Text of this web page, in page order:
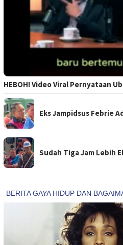
HEBOH! Video Viral Pernyataan
Eks Jampidsus Febrie
Sudah Tiga Jam Lebih